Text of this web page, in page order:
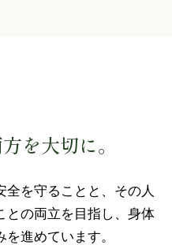
を大切に。
を守ることと、その人
との両立を目指し、身体
進めています。